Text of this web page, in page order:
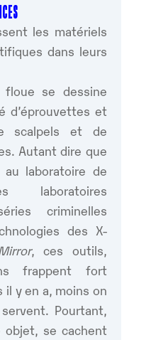
les matériels
dans leurs
se dessine
d’éprouvettes et
scalpels et de
Autant dire que
laboratoire de
laboratoires
criminelles
des X-
, ces outils,
frappent fort
il y en a, moins on
Pourtant,
objet, se cachent